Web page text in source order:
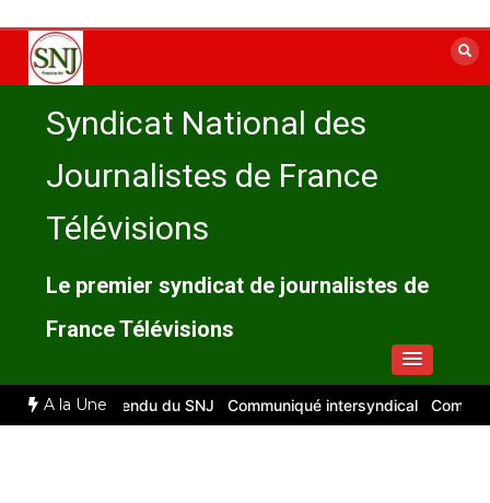
contenu
Syndicat National des
Journalistes de France
Télévisions
Le premier syndicat de journalistes de
France Télévisions
A la Une
: compte rendu du SNJ Communiqué intersyndical Compte-